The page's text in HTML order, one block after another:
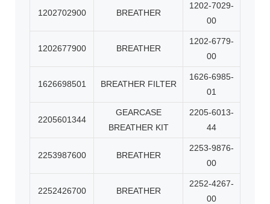
1202702900 BREATHER
1202-7029-
00
1202677900 BREATHER
1202-6779-
00
1626698501 BREATHER FILTER
1626-6985-
01
2205601344
GEARCASE
BREATHER KIT
2205-6013-
44
2253987600 BREATHER
2253-9876-
00
2252426700 BREATHER
2252-4267-
00